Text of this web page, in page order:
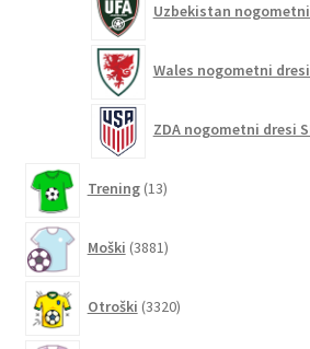
Uzbekistan nogometni
Wales nogometni dresi
ZDA nogometni dresi
Trening 13izdelkov
Moški 3881izdelkov
Otroški 3320izdelkov